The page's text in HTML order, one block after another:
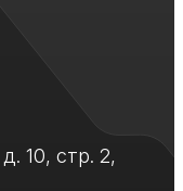
10, стр. 2,